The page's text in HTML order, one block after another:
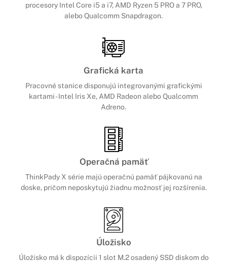
procesory Intel Core i5 a i7, AMD Ryzen 5 PRO a 7 PRO,
aleboQualcomm Snapdragon.
Grafická karta
Pracovné stanice disponujú integrovanými grafickými
kartami - Intel Iris Xe, AMD Radeon alebo Qualcomm
Adreno.
Operačná pamäť
ThinkPady X série majú operačnú pamäť pájkovanú na
doske, pričom neposkytujú žiadnu možnosť jej rozšírenia.
Úložisko
Úložisko má k dispozícii 1 slot M.2 osadený SSD diskom do